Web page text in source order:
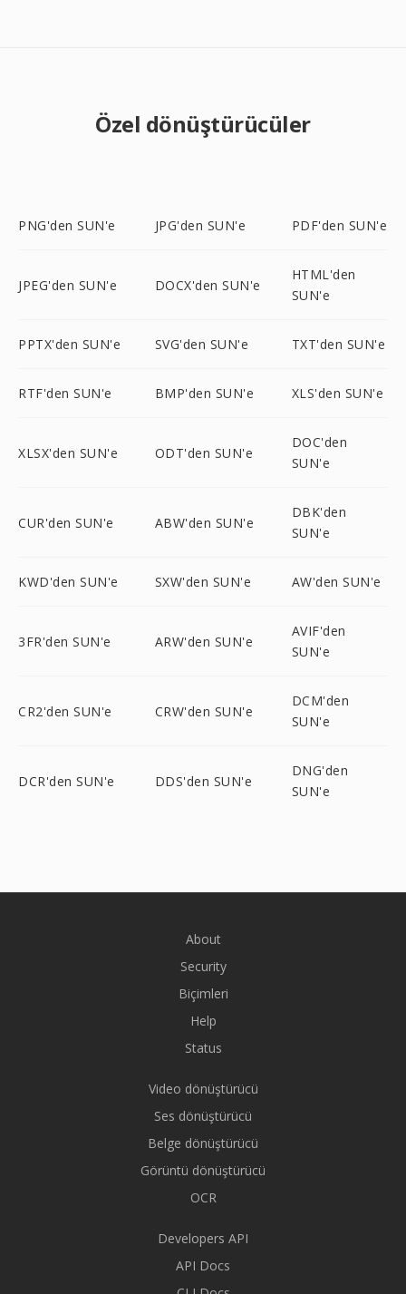
Özel dönüştürücüler
PNG'den SUN'e JPG'den SUN'e PDF'den SUN'e
JPEG'den SUN'e DOCX'den SUN'e
HTML'den
SUN'e
PPTX'den SUN'e SVG'den SUN'e TXT'den SUN'e
RTF'den SUN'e BMP'den SUN'e XLS'den SUN'e
XLSX'den SUN'e ODT'den SUN'e
DOC'den
SUN'e
CUR'den SUN'e ABW'den SUN'e
DBK'den
SUN'e
KWD'den SUN'e SXW'den SUN'e AW'den SUN'e
3FR'den SUN'e ARW'den SUN'e
AVIF'den
SUN'e
CR2'den SUN'e CRW'den SUN'e
DCM'den
SUN'e
DCR'den SUN'e DDS'den SUN'e
DNG'den
SUN'e
About
Security
Biçimleri
Help
Status
Video dönüştürücü
Ses dönüştürücü
Belge dönüştürücü
Görüntü dönüştürücü
OCR
Developers API
API Docs